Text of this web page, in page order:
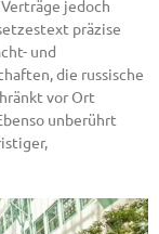
jedoch
präzise
und
die russische
vor Ort
unberührt